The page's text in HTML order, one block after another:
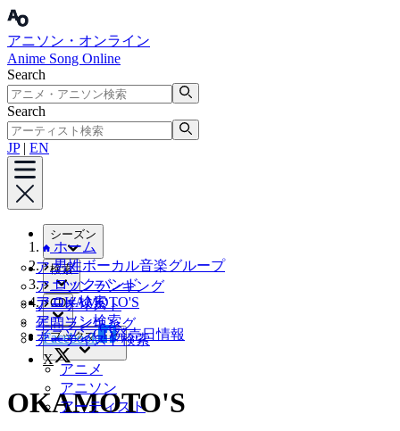
アニソン・オンライン
Anime Song Online
Search
Search
JP| EN
シーズン
アニメ
アニソンランキング
アーティスト
年間ランキング
検索
アニメ検索
アニソン検索
アーティスト検索
CD
アニソンCD発売日情報
ブックマーク
アニメ
アニソン
アーティスト
ホーム
男性ボーカル音楽グループ
ロックバンド
OKAMOTO'S
Facebook
X
OKAMOTO'S